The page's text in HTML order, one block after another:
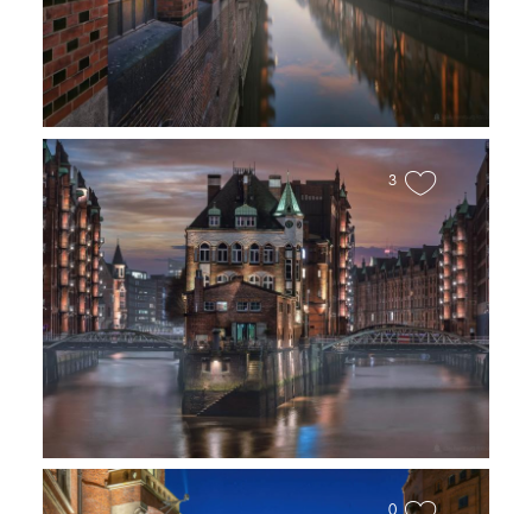
Speicherstadtblick
3
Wasserschloss